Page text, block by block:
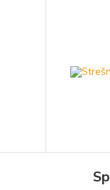
Strešné